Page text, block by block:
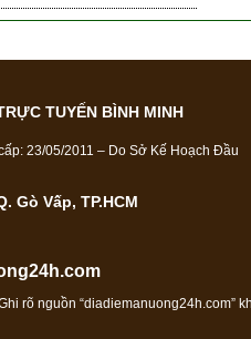
TUYẾN BÌNH MINH
23/05/2011 – Do Sở Kế Hoạch Đầu
Gò Vấp, TP.HCM
rõ nguồn “diadiemanuong24h.com”